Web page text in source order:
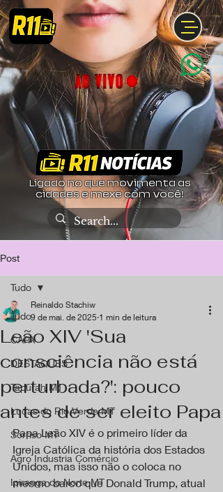
Ligado no que movimenta as
cidades e mexe com você!
Post
Tudo
CAPA
DESTAQUES
Tapurah MT
Lucas do Rio Verde MT
Sorriso MT
Agro Industria Comércio
Ipiranga do Norte MT
Tudo
Leão XIV 'Sua
consciência não está
perturbada?': pouco
antes de ser eleito Papa
Reinaldo Stachiw
9 de mai. de 2025 1 min de leitura
Papa Leão XIV é o primeiro líder da
Igreja Católica da história dos Estados
Unidos, mas isso não o coloca no
mesmo barco que Donald Trump, atual